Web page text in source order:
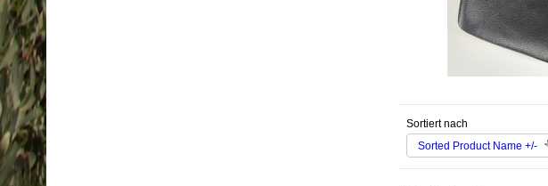
Sortiert nach
Sorted Product Name +/-